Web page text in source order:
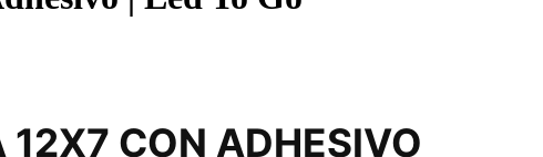
CON ADHESIVO